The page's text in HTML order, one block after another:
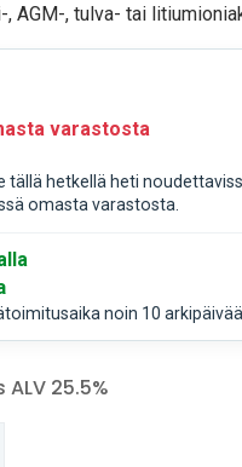
AGM-, tulva- tai
varastosta
tällä hetkellä heti
omasta varastosta.
noin 10 arkipäivää.
ALV 25.5%